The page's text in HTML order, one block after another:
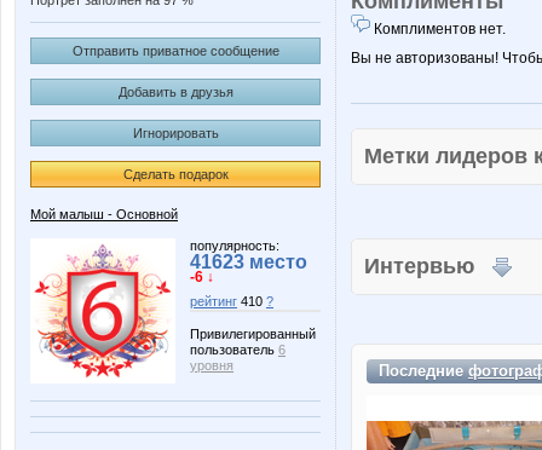
Отправить приватное сообщение
Добавить в друзья
Игнорировать
Сделать подарок
Мой малыш - Основной
популярность:
41623 место
-6 ↓
рейтинг 410 ?
Привилегированный
пользователь 6
уровня
Комплиментов нет.
Вы не авторизованы!
Метки
Интервью
Последние